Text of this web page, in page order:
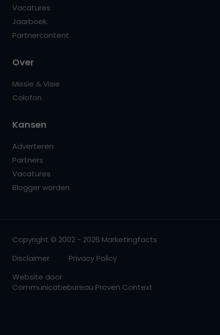
Vacatures
Jaarboek
Partnercontent
Over
Missie & Visie
Colofon
Kansen
Adverteren
Partners
Vacatures
Blogger worden
Copyright © 2002 - 2026 Marketingfacts
Disclaimer
Privacy Policy
Website door
Communicatiebureau Proven Context